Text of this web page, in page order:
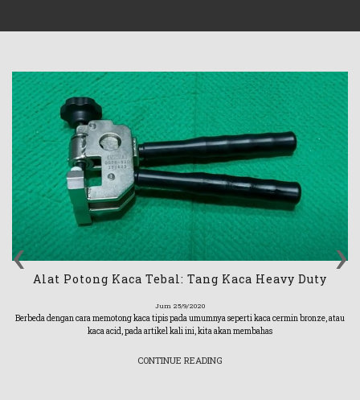
Alat Potong Kaca Tebal: Tang Kaca Heavy Duty
Jum 25/9/2020
Berbeda dengan cara memotong kaca tipis pada umumnya seperti kaca cermin bronze, atau
kaca acid, pada artikel kali ini, kita akan membahas
CONTINUE READING
‹ ›